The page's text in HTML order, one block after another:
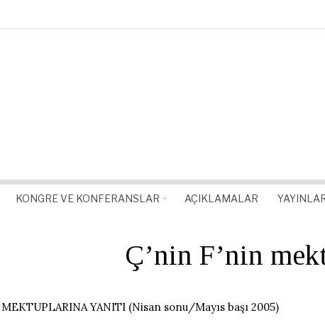
KONGRE VE KONFERANSLAR AÇIKLAMALAR
Ç’nin F’nin
MEKTUPLARINA YANITI (Nisan sonu/Mayıs başı 2005)